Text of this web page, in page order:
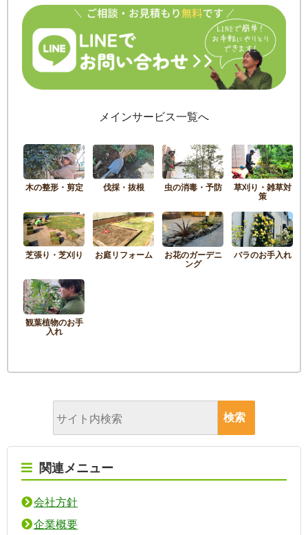
メインサービス一覧へ
木の整形・剪定 伐採・抜根 虫の消毒・予防 草刈り・雑草対
策
芝張り・芝刈り お庭リフォーム お花のガーデニ
ング
バラのお手入れ
観葉植物のお手
入れ
関連メニュー
会社方針
企業概要